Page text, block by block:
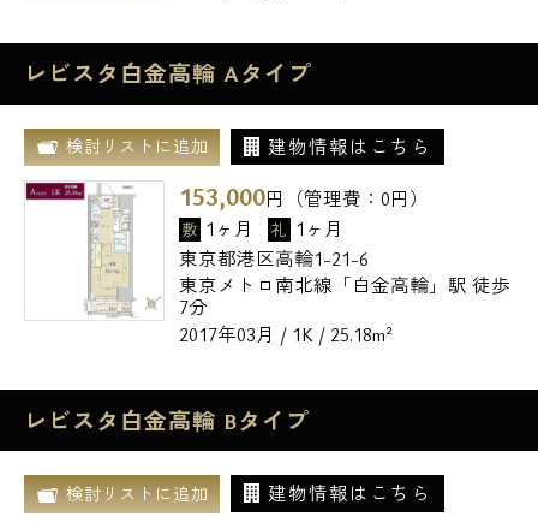
レビスタ白金高輪 Aタイプ
検討リストに追加 建物情報はこちら
153,000円（管理費： 0円）
敷 1ヶ月 礼 1ヶ月
東京都港区高輪1-21-6
東京メトロ南北線「白金高輪」駅 徒歩
7分
2017年03月 / 1K / 25.18m²
レビスタ白金高輪 Bタイプ
検討リストに追加 建物情報はこちら